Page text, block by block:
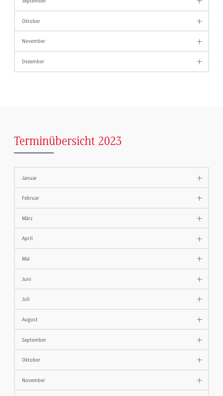
Oktober
November
Dezember
Terminübersicht 2023
Januar
Februar
März
April
Mai
Juni
Juli
August
September
Oktober
November